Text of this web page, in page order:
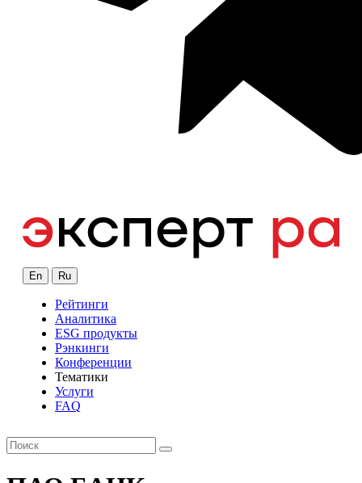
En Ru
Рейтинги
Аналитика
ESG продукты
Рэнкинги
Конференции
Тематики
Услуги
FAQ